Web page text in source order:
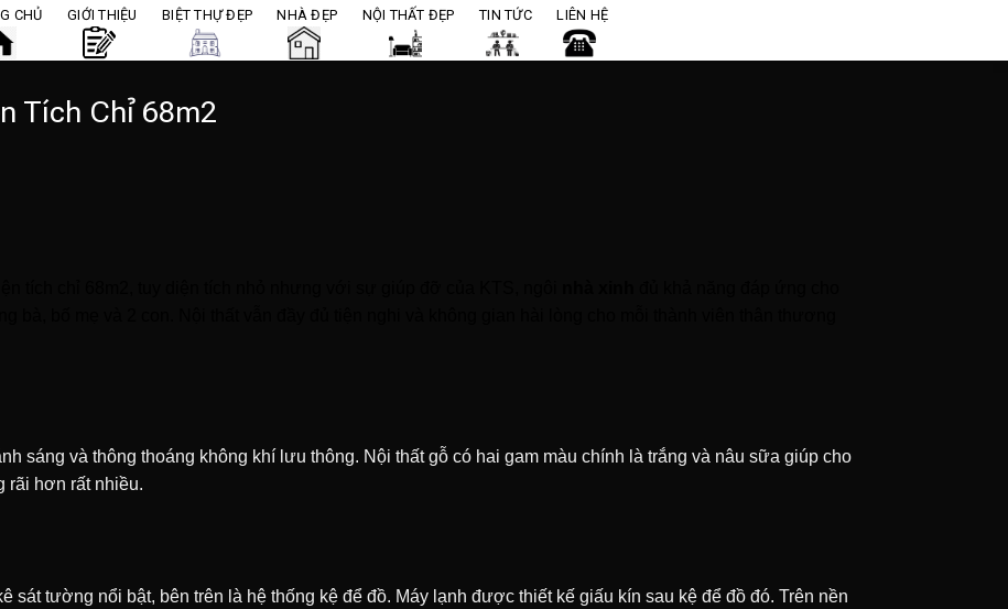
CHỦ GIỚI THIỆU BIỆT THỰ ĐẸP NHÀ ĐẸP NỘI THẤT ĐẸP TIN TỨC LIÊN HỆ
Tích Chỉ 68m2
sáng và thông thoáng không khí lưu thông. Nội thất gỗ có hai gam màu chính là trắng và nâu sữa giúp cho
rãi hơn rất nhiều.
sát tường nổi bật, bên trên là hệ thống kệ để đồ. Máy lạnh được thiết kế giấu kín sau kệ để đồ đó. Trên nền